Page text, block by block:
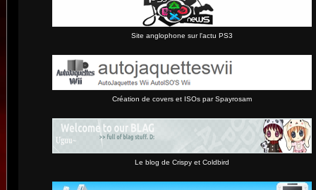
Site anglophone sur l'actu PS3
Création de covers et ISOs par Spayrosam
Le blog de Crispy et Coldbird